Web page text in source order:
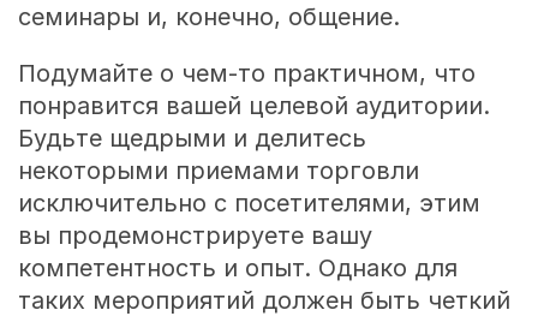
семинары и, конечно, общение.
Подумайте о чем-то практичном, что
понравится вашей целевой аудитории.
Будьте щедрыми и делитесь
некоторыми приемами торговли
исключительно с посетителями, этим
вы продемонстрируете вашу
компетентность и опыт. Однако для
таких мероприятий должен быть четкий